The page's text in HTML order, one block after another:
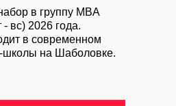
в группу MBA
- вс) 2026 года.
в современном
школы на Шаболовке.